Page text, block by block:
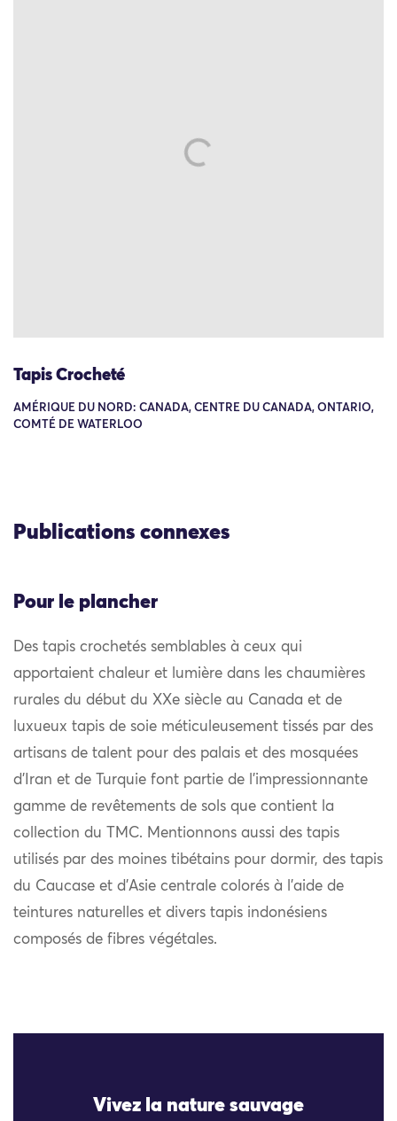
Tapis Crocheté
AMÉRIQUE DU NORD: CANADA, CENTRE DU CANADA, ONTARIO,
COMTÉ DE WATERLOO
Publications connexes
Pour le plancher
Des tapis crochetés semblables à ceux qui
apportaient chaleur et lumière dans les chaumières
rurales du début du XXe siècle au Canada et de
luxueux tapis de soie méticuleusement tissés par des
artisans de talent pour des palais et des mosquées
d’Iran et de Turquie font partie de l’impressionnante
gamme de revêtements de sols que contient la
collection du TMC. Mentionnons aussi des tapis
utilisés par des moines tibétains pour dormir, des tapis
du Caucase et d’Asie centrale colorés à l’aide de
teintures naturelles et divers tapis indonésiens
composés de fibres végétales.
Vivez la nature sauvage